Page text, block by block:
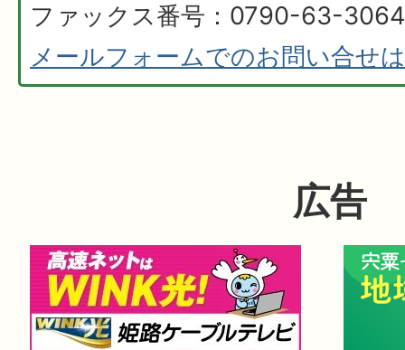
ファックス番号：0790-63-3064
メールフォームでのお問い合せ
広告